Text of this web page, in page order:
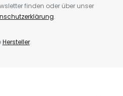
finden oder über unser
.
Hersteller.